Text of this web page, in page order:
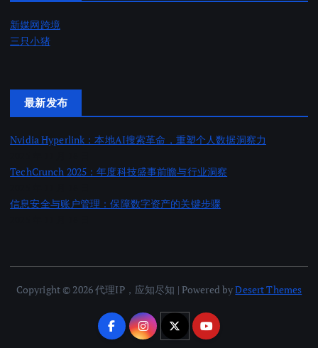
新媒网跨境
三只小猪
最新发布
Nvidia Hyperlink：本地AI搜索革命，重塑个人数据洞察力
TechCrunch 2025：年度科技盛事前瞻与行业洞察
信息安全与账户管理：保障数字资产的关键步骤
Copyright © 2026 代理IP，应知尽知 | Powered byDesert Themes